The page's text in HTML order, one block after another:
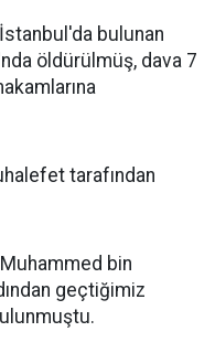
bulunan
öldürülmüş, dava 7
tarafından
bin
geçtiğimiz